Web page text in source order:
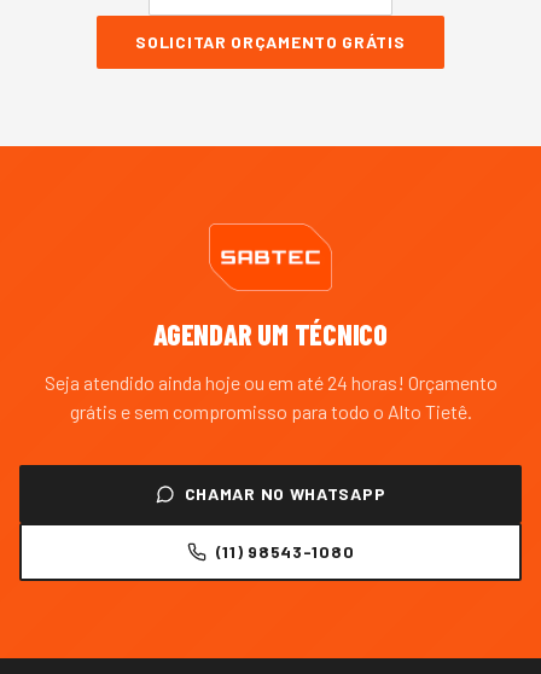
SOLICITAR ORÇAMENTO GRÁTIS
AGENDAR UM TÉCNICO
Seja atendido ainda hoje ou em até 24 horas! Orçamento
grátis e sem compromisso para todo o Alto Tietê.
CHAMAR NO WHATSAPP
(11) 98543-1080